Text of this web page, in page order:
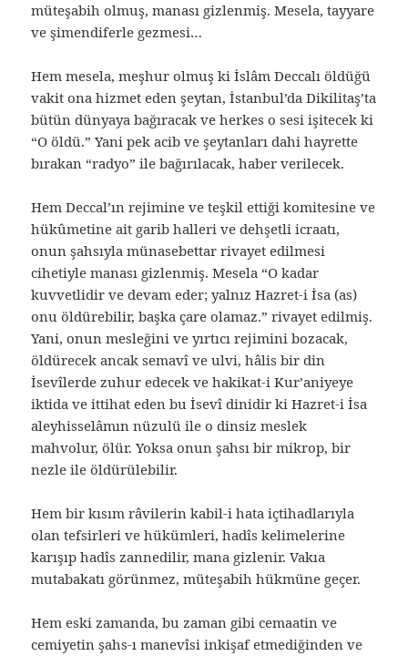
müteşabih olmuş, manası gizlenmiş. Mesela, tayyare
ve şimendiferle gezmesi…
Hem mesela, meşhur olmuş ki İslâm Deccalı öldüğü
vakit ona hizmet eden şeytan, İstanbul’da Dikilitaş’ta
bütün dünyaya bağıracak ve herkes o sesi işitecek ki
“O öldü.” Yani pek acib ve şeytanları dahi hayrette
bırakan “radyo” ile bağırılacak, haber verilecek.
Hem Deccal’ın rejimine ve teşkil ettiği komitesine ve
hükûmetine ait garib halleri ve dehşetli icraatı,
onun şahsıyla münasebettar rivayet edilmesi
cihetiyle manası gizlenmiş. Mesela “O kadar
kuvvetlidir ve devam eder; yalnız Hazret-i İsa (as)
onu öldürebilir, başka çare olamaz.” rivayet edilmiş.
Yani, onun mesleğini ve yırtıcı rejimini bozacak,
öldürecek ancak semavî ve ulvi, hâlis bir din
İsevîlerde zuhur edecek ve hakikat-i Kur’aniyeye
iktida ve ittihat eden bu İsevî dinidir ki Hazret-i İsa
aleyhisselâmın nüzulü ile o dinsiz meslek
mahvolur, ölür. Yoksa onun şahsı bir mikrop, bir
nezle ile öldürülebilir.
Hem bir kısım râvilerin kabil-i hata içtihadlarıyla
olan tefsirleri ve hükümleri, hadîs kelimelerine
karışıp hadîs zannedilir, mana gizlenir. Vakıa
mutabakatı görünmez, müteşabih hükmüne geçer.
Hem eski zamanda, bu zaman gibi cemaatin ve
cemiyetin şahs-ı manevîsi inkişaf etmediğinden ve